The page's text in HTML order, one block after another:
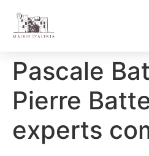
Pascale
Pierre
experts